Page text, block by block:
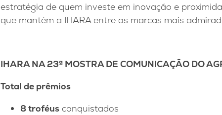
estratégia de quem investe em inovação e
que mantém a IHARA entre as marcas mais
IHARA NA 23ª MOSTRA DE COMUNICAÇÃO DO
Total de prêmios
8 troféus conquistados